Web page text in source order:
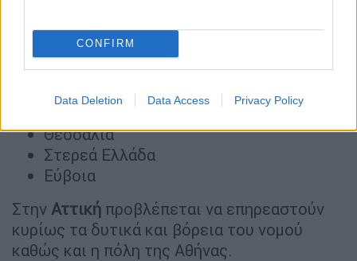
CONFIRM
Data Deletion Data Access Privacy Policy
κεραυνών.
Οι περιοχές που θα επηρεαστούν
Μακεδονία
Θεσσαλία
Στερεά Ελλάδα
Εύβοια
Στην Αττική προβλέπεται να επηρεαστούν
κυρίως τα δυτικά και βόρεια του νομού
καθώς και η πόλη της Αθήνας.